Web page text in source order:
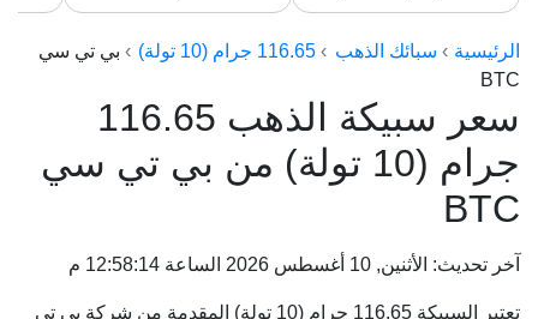
الرئيسية سبائك الذهب 116.65 جرام (10 تولة)
بي تي سي
BTC
سعر سبيكة الذهب 116.65
جرام (10 تولة) من بي تي سي
BTC
آخر تحديث: الأثنين, 10 أغسطس 2026 الساعة 12:58:14 م
تعتبر السبيكة 116.65 جرام (10 تولة) المقدمة من شركة بي تي